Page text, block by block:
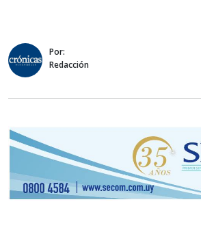
Por:
Redacción